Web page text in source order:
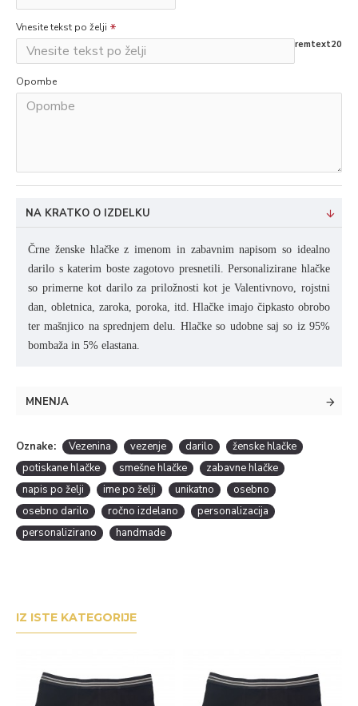
Vnesite tekst po želji
remtext20
Opombe
NA KRATKO O IZDELKU
Črne ženske hlačke z imenom in zabavnim napisom so idealno
darilo s katerim boste zagotovo presnetili. Personalizirane hlačke
so primerne kot darilo za priložnosti kot je Valentivnovo, rojstni
dan, obletnica, zaroka, poroka, itd. Hlačke imajo čipkasto obrobo
ter mašnjico na sprednjem delu. Hlačke so udobne saj so iz 95%
bombaža in 5% elastana.
MNENJA
Oznake: Vezenina vezenje darilo
ženske hlačke
potiskane hlačke
smešne hlačke
zabavne hlačke
napis po želji
ime po želji unikatno
osebno
osebno darilo
ročno izdelano
personalizacija
personalizirano
handmade
IZ ISTE KATEGORIJE